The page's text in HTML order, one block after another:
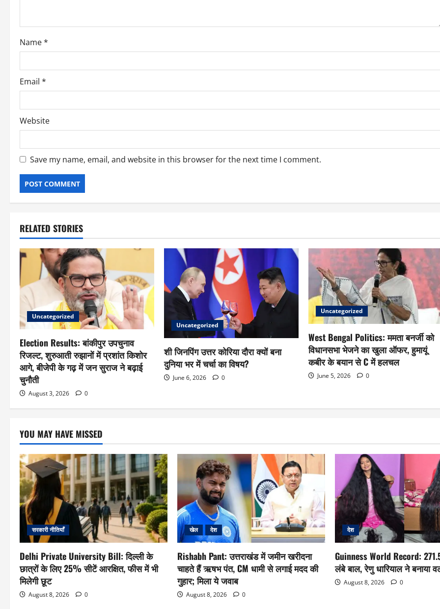
Name*
Email *
Website
Save my name, email, and website in this browser for the next time I comment.
RELATED STORIES
Uncategorized
Election Results: बांकीपुर उपचुनाव
रिजल्ट, शुरुआती रुझानों में प्रशांत किशोर
आगे, बीजेपी के गढ़ में जन सुराज ने बढ़ाई
चुनौती
August 3, 2026 0
Uncategorized
शी जिनपिंग उत्तर कोरिया दौरा क्यों बना
दुनिया भर में चर्चा का विषय?
June 6, 2026 0
Uncategorized
West Bengal Politics: ममता बनर्जी को
विधानसभा भेजने का खुला ऑफर, हुमायूं
कबीर के बयान से C में हलचल
June 5, 2026 0
YOU MAY HAVE MISSED
सरकारी नीतियाँ
Delhi Private University Bill: दिल्ली के
छात्रों के लिए 25% सीटें आरक्षित, फीस में भी
मिलेगी छूट
August 8, 2026 0
खेल देश
Rishabh Pant: उत्तराखंड में जमीन खरीदना
चाहते हैं ऋषभ पंत, CM धामी से लगाई मदद की
गुहार; मिला ये जवाब
August 8, 2026 0
देश
Guinness World Record:
लंबे बाल, रेणु धारियाल ने बनाया
August 8, 2026 0